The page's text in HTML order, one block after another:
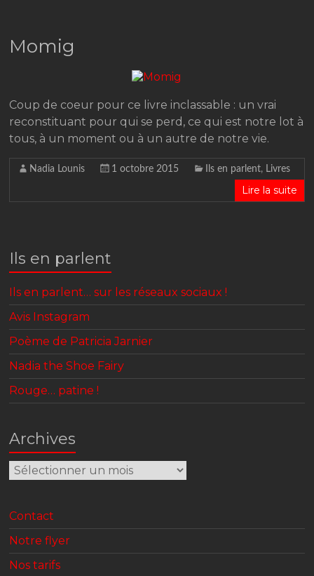
Momig
Coup de coeur pour ce livre inclassable : un vrai
reconstituant pour qui se perd, ce qui est notre lot à
tous, à un moment ou à un autre de notre vie.
Nadia Lounis 1 octobre 2015 Ils en parlent, Livres
Lire la suite
Ils en parlent
Ils en parlent… sur les réseaux sociaux !
Avis Instagram
Poème de Patricia Jarnier
Nadia the Shoe Fairy
Rouge… patine !
Archives
Archives
Contact
Notre flyer
Nos tarifs